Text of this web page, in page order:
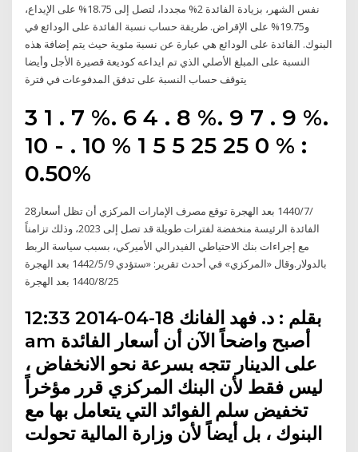
نفس الشهر، بزيادة الفائدة 2% مجددا، لتصل إلى 18.75% على الإيداع،
و19.75% على الإقراض. طريقة حساب نسبة الفائدة على الودائع في
البنوك. الفائدة على الودائع هي عبارة عن نسبة مئوية حيث يتم إضافة هذه
النسبة على المبلغ الأصلي الذي تم ايداعه كوديعة قصيرة الأجل وأيضا
يتوقف حساب النسبة على تدفق المدفوعات في فترة
3 1 . 7 %. 6 4 . 8 %. 9 7 . 9 %.
10 - . 10 % 1 5 5 25 25 0 % :
0.50%
28‏‏/7‏‏/1440 بعد الهجرة توقع مصرف الإمارات المركزي أن تظل أسعار
الفائدة الرئيسة منخفضة لفترات طويلة قد تصل إلى 2023، وذلك تزامناً
مع إجراءات بنك الاحتياطي الفيدرالي الأميركي، بسبب سياسة الربط
بالدولار.وقال «المركزي» في أحدث تقرير: «ستؤدي 9‏‏/5‏‏/1442 بعد الهجرة
25‏‏/8‏‏/1440 بعد الهجرة
بقلم : د. فهد الفانك 18-04-2014 12:33
am أصبح واضحاً الآن أن أسعار الفائدة
على الدينار تتجه بسرعة نحو الانخفاض ،
ليس فقط لأن البنك المركزي قرر مؤخراً
تخفيض سلم الفوائد التي يتعامل بها مع
البنوك ، بل أيضاً لأن وزارة المالية تحولت